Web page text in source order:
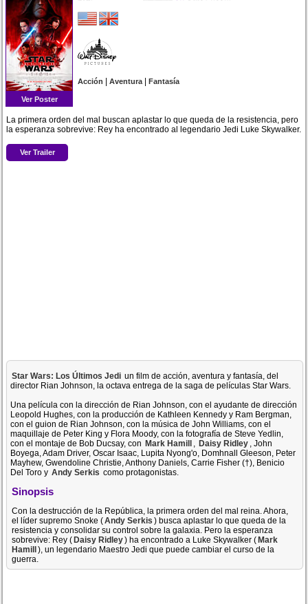
Ver Poster
Acción |Aventura|Fantasía
La primera orden del mal buscan aplastar lo que queda de la resistencia, pero
la esperanza sobrevive: Rey ha encontrado al legendario Jedi Luke Skywalker.
Ver Trailer
Star Wars: Los Últimos Jedi un film de acción, aventura y fantasía, del
director Rian Johnson, la octava entrega de la saga de películas Star Wars.
Una película con la dirección de Rian Johnson, con el ayudante de dirección
Leopold Hughes, con la producción de Kathleen Kennedy y Ram Bergman,
con el guion de Rian Johnson, con la música de John Williams, con el
maquillaje de Peter King y Flora Moody, con la fotografía de Steve Yedlin,
con el montaje de Bob Ducsay, con Mark Hamill , Daisy Ridley , John
Boyega, Adam Driver, Oscar Isaac, Lupita Nyong'o, Domhnall Gleeson, Peter
Mayhew, Gwendoline Christie, Anthony Daniels, Carrie Fisher (†), Benicio
Del Toro y Andy Serkis como protagonistas.
Sinopsis
Con la destrucción de la República, la primera orden del mal reina. Ahora,
el líder supremo Snoke (Andy Serkis ) busca aplastar lo que queda de la
resistencia y consolidar su control sobre la galaxia. Pero la esperanza
sobrevive: Rey (Daisy Ridley) ha encontrado a Luke Skywalker (Mark
Hamill), un legendario Maestro Jedi que puede cambiar el curso de la
guerra.